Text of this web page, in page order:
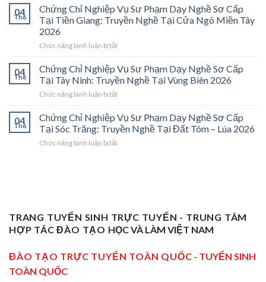
Cấp
Tại
Vĩnh
2026:
Cánh
Cửa
Nghề
“Thầy
Nghề”
Ở
Trung
Tâm
Chỉ
Nghiệp
Vụ
Phạm
Cấp
Tại
Trà
Vinh
Bệ
Phóng
Cho
Thợ
Nghề
04
Th6
Chứng Chỉ Nghiệp Vụ Sư Phạm Dạy Nghề Sơ Cấp
Tại Tiền Giang: Truyền Nghề Tại Cửa Ngõ Miền Tây
2026
Chức năng bình luận bị tắtở
Chỉ
Nghiệp
Vụ
Sư
Dạy
Nghề
Sơ
Cấp
Cửa
Ngõ
Miền
2026
04
Th6
Chứng Chỉ Nghiệp Vụ Sư Phạm Dạy Nghề Sơ Cấp
Tại Tây Ninh: Truyền Nghề Tại Vùng Biên 2026
Chức năng bình luận bị tắtở
Chỉ
Nghiệp
Vụ
Sư
Tây
Ninh:
Truyền
Tại
04
Th6
Chứng Chỉ Nghiệp Vụ Sư Phạm Dạy Nghề Sơ Cấp
Tại Sóc Trăng: Truyền Nghề Tại Đất Tôm – Lúa 2026
Chức năng bình luận bị tắtở
Dạy
Nghề
Sơ
Tại
TRANG TUYỂN SINH TRỰC TUYẾN - TRUNG TÂM
HỢP TÁC ĐÀO TẠO HỌC VÀ LÀM VIỆT NAM
ĐÀO TẠO TRỰC TUYẾN TOÀN QUỐC - TUYỂN SINH
TOÀN QUỐC